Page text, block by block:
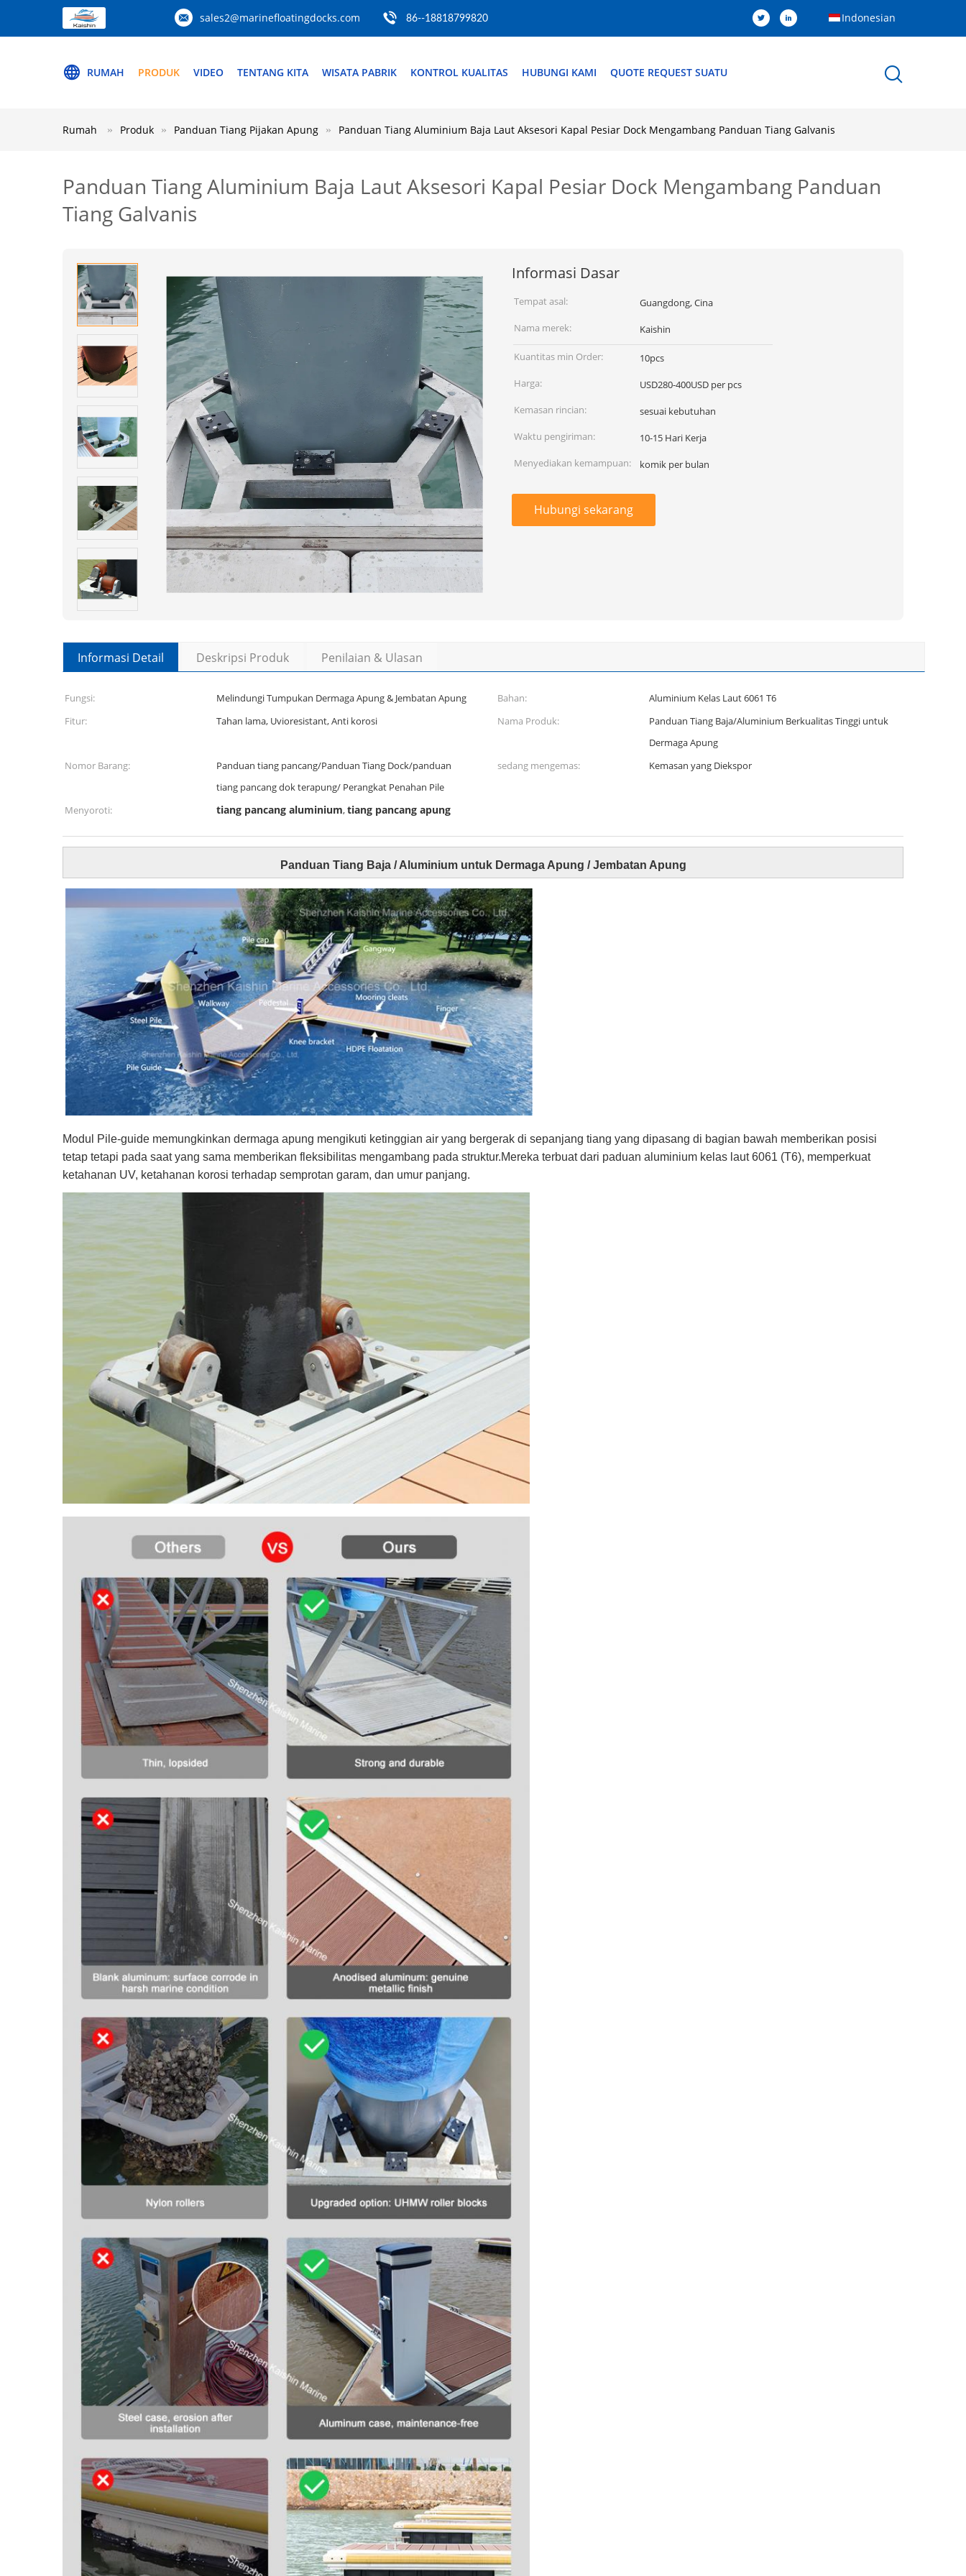
sales2@marinefloatingdocks.com 86--18818799820 Indonesian
RUMAH PRODUK VIDEO TENTANG KITA WISATA PABRIK KONTROL KUALITAS HUBUNGI KAMI QUOTE REQUEST SUATU
Rumah Produk Panduan Tiang Pijakan Apung Panduan Tiang Aluminium Baja Laut Aksesori Kapal Pesiar Dock Mengambang Panduan Tiang Galvanis
Panduan Tiang Aluminium Baja Laut Aksesori Kapal Pesiar Dock Mengambang Panduan
Tiang Galvanis
Informasi Dasar
Tempat asal:
Guangdong, Cina
Nama merek:
Kaishin
Kuantitas min Order:
10pcs
Harga:
USD280-400USD per pcs
Kemasan rincian:
sesuai kebutuhan
Waktu pengiriman:
10-15 Hari Kerja
Menyediakan kemampuan:
komik per bulan
Hubungi sekarang
Informasi Detail Deskripsi Produk Penilaian & Ulasan
Fungsi: Melindungi Tumpukan Dermaga Apung & Jembatan Apung Bahan:
Aluminium Kelas Laut 6061 T6
Fitur:
Tahan lama, Uvioresistant, Anti korosi Nama Produk:
Panduan Tiang Baja/Aluminium Berkualitas Tinggi untuk
Dermaga Apung
Nomor Barang:
Panduan tiang pancang/Panduan Tiang Dock/panduan
tiang pancang dok terapung/ Perangkat Penahan Pile
sedang mengemas: Kemasan yang Diekspor
Menyoroti: tiang pancang aluminium,tiang pancang apung
Panduan Tiang Baja / Aluminium untuk Dermaga Apung / Jembatan Apung
Modul Pile-guide memungkinkan dermaga apung mengikuti ketinggian air yang bergerak di sepanjang tiang yang dipasang di bagian bawah memberikan posisi
tetap tetapi pada saat yang sama memberikan fleksibilitas mengambang pada struktur.Mereka terbuat dari paduan aluminium kelas laut 6061 (T6), memperkuat
ketahanan UV, ketahanan korosi terhadap semprotan garam, dan umur panjang.